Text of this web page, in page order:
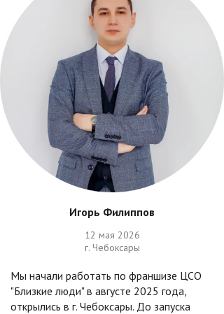
Игорь Филиппов
12 мая 2026
г. Чебоксары
Мы начали работать по франшизе ЦСО
"Близкие люди" в августе 2025 года,
открылись в г. Чебоксары. До запуска